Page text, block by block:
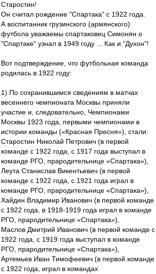
Старостин!
Он считал рождение "Спартака" с 1922 года.
А воспитанник грузинского (армянского)
футбола уважаемы спартаковец Симонян о
"Спартаке" узнал в 1949 году ... Как и "Духон"!
Вот подтверждение, что футбольная команда
родилась в 1922 году:
1) По сохранившимся сведениям в матчах
весеннего чемпионата Москвы приняли
участие и, следовательно, Чемпионами
Москвы 1923 года, первыми чемпионами в
истории команды («Красная Пресня»), стали:
Старостин Николай Петрович (в первой
команде с 1922 года, с 1917 года выступал в
команде РГО, прародительнице «Спартака»),
Леута Станислав Викентьевич (в первой
команде с 1922 года, с 1921 года играл в
команде РГО, прародительнице «Спартака»),
Хайдин Владимир Иванович (в первой команде
с 1922 года, в 1918-1919 года играл в команде
РГО, прародительнице «Спартака»),
Маслов Дмитрий Иванович (в первой команде с
1922 года, с 1919 года выступал в команде
РГО, прародительнице «Спартака»),
Артемьев Иван Тимофеевич (в первой команде
с 1922 года, играл в командах